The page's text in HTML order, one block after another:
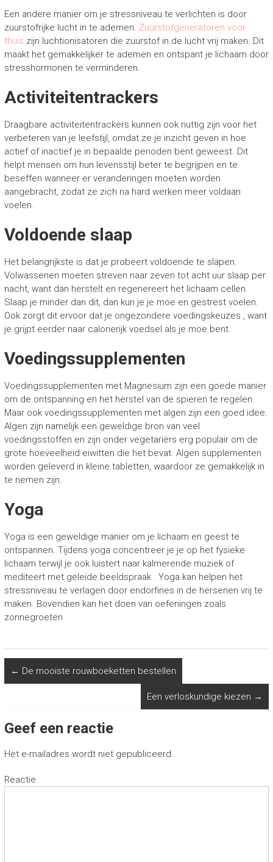
Een andere manier om je stressniveau te verlichten is door
zuurstofrijke lucht in te ademen. Zuurstofgeneratoren voor
thuis zijn luchtionisatoren die zuurstof in de lucht vrij maken. Dit
maakt het gemakkelijker te ademen en ontspant je lichaam door
stresshormonen te verminderen.
Activiteitentrackers
Draagbare activiteitentrackers kunnen ook nuttig zijn voor het
verbeteren van je leefstijl, omdat ze je inzicht geven in hoe
actief of inactief je in bepaalde perioden bent geweest. Dit
helpt mensen om hun levensstijl beter te begrijpen en te
beseffen wanneer er veranderingen moeten worden
aangebracht, zodat ze zich na hard werken meer voldaan
voelen.
Voldoende slaap
Het belangrijkste is dat je probeert voldoende te slapen.
Volwassenen moeten streven naar zeven tot acht uur slaap per
nacht, want dan herstelt en regenereert het lichaam cellen.
Slaap je minder dan dit, dan kun je je moe en gestrest voelen.
Ook zorgt dit ervoor dat je ongezondere voedingskeuzes , want
je grijpt eerder naar calorierijk voedsel als je moe bent.
Voedingssupplementen
Voedingssupplementen met Magnesium zijn een goede manier
om de ontspanning en het herstel van de spieren te regelen.
Maar ook voedingssupplementen met algen zijn een goed idee.
Algen zijn namelijk een geweldige bron van veel
voedingsstoffen en zijn onder vegetariërs erg populair om de
grote hoeveelheid eiwitten die het bevat. Algen supplementen
worden geleverd in kleine tabletten, waardoor ze gemakkelijk in
te nemen zijn.
Yoga
Yoga is een geweldige manier om je lichaam en geest te
ontspannen. Tijdens yoga concentreer je je op het fysieke
lichaam terwijl je ook luistert naar kalmerende muziek of
mediteert met geleide beeldspraak . Yoga kan helpen het
stressniveau te verlagen door endorfines in de hersenen vrij te
maken. Bovendien kan het doen van oefeningen zoals
zonnegroeten
← De mooiste rouwboeketten bestellen
Een verloskundige kiezen →
Geef een reactie
Het e-mailadres wordt niet gepubliceerd.
Reactie